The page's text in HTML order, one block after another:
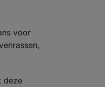
voor
deze